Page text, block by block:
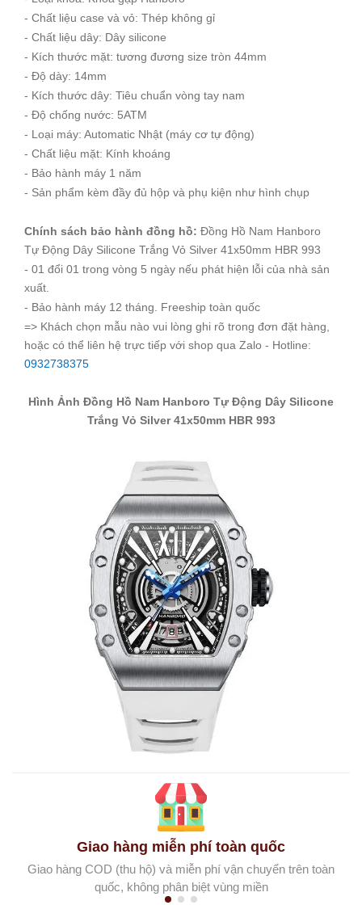
- Chất liệu case và vỏ: Thép không gỉ
- Chất liệu dây: Dây silicone
- Kích thước mặt: tương đương size tròn 44mm
- Độ dày: 14mm
- Kích thước dây: Tiêu chuẩn vòng tay nam
- Độ chống nước: 5ATM
- Loại máy: Automatic Nhật (máy cơ tự động)
- Chất liệu mặt: Kính khoáng
- Bảo hành máy 1 năm
- Sản phẩm kèm đầy đủ hộp và phụ kiện như hình chụp
Chính sách bảo hành đồng hồ: Đồng Hồ Nam Hanboro
Tự Động Dây Silicone Trắng Vỏ Silver 41x50mm HBR 993
- 01 đổi 01 trong vòng 5 ngày nếu phát hiện lỗi của nhà sản
xuất.
- Bảo hành máy 12 tháng. Freeship toàn quốc
=> Khách chọn mẫu nào vui lòng ghi rõ trong đơn đặt hàng,
hoặc có thể liên hệ trực tiếp với shop qua Zalo - Hotline:
0932738375
Hình Ảnh Đồng Hồ Nam Hanboro Tự Động Dây Silicone
Trắng Vỏ Silver 41x50mm HBR 993
Giao hàng miễn phí toàn quốc
Giao hàng COD (thu hộ) và miễn phí vận chuyển trên toàn
quốc, không phân biệt vùng miền